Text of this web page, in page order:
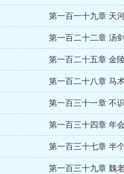
第一百一十九章 天
第一百二十二章 汤
第一百二十五章 金
第一百二十八章 马
第一百三十一章 不
第一百三十四章 年
第一百三十七章 半
第一百三十九章 魏